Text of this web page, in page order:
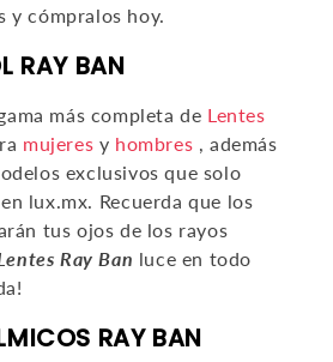
y cómpralos hoy.
RAY BAN
más completa de Lentes
mujeres y hombres , además
exclusivos que solo
lux.mx. Recuerda que los
tus ojos de los rayos
Ray Ban luce en todo
RAY BAN